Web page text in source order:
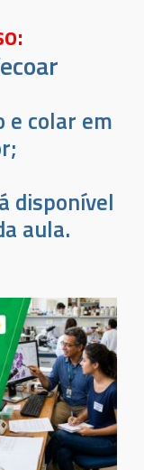
e colar em
disponível
aula.